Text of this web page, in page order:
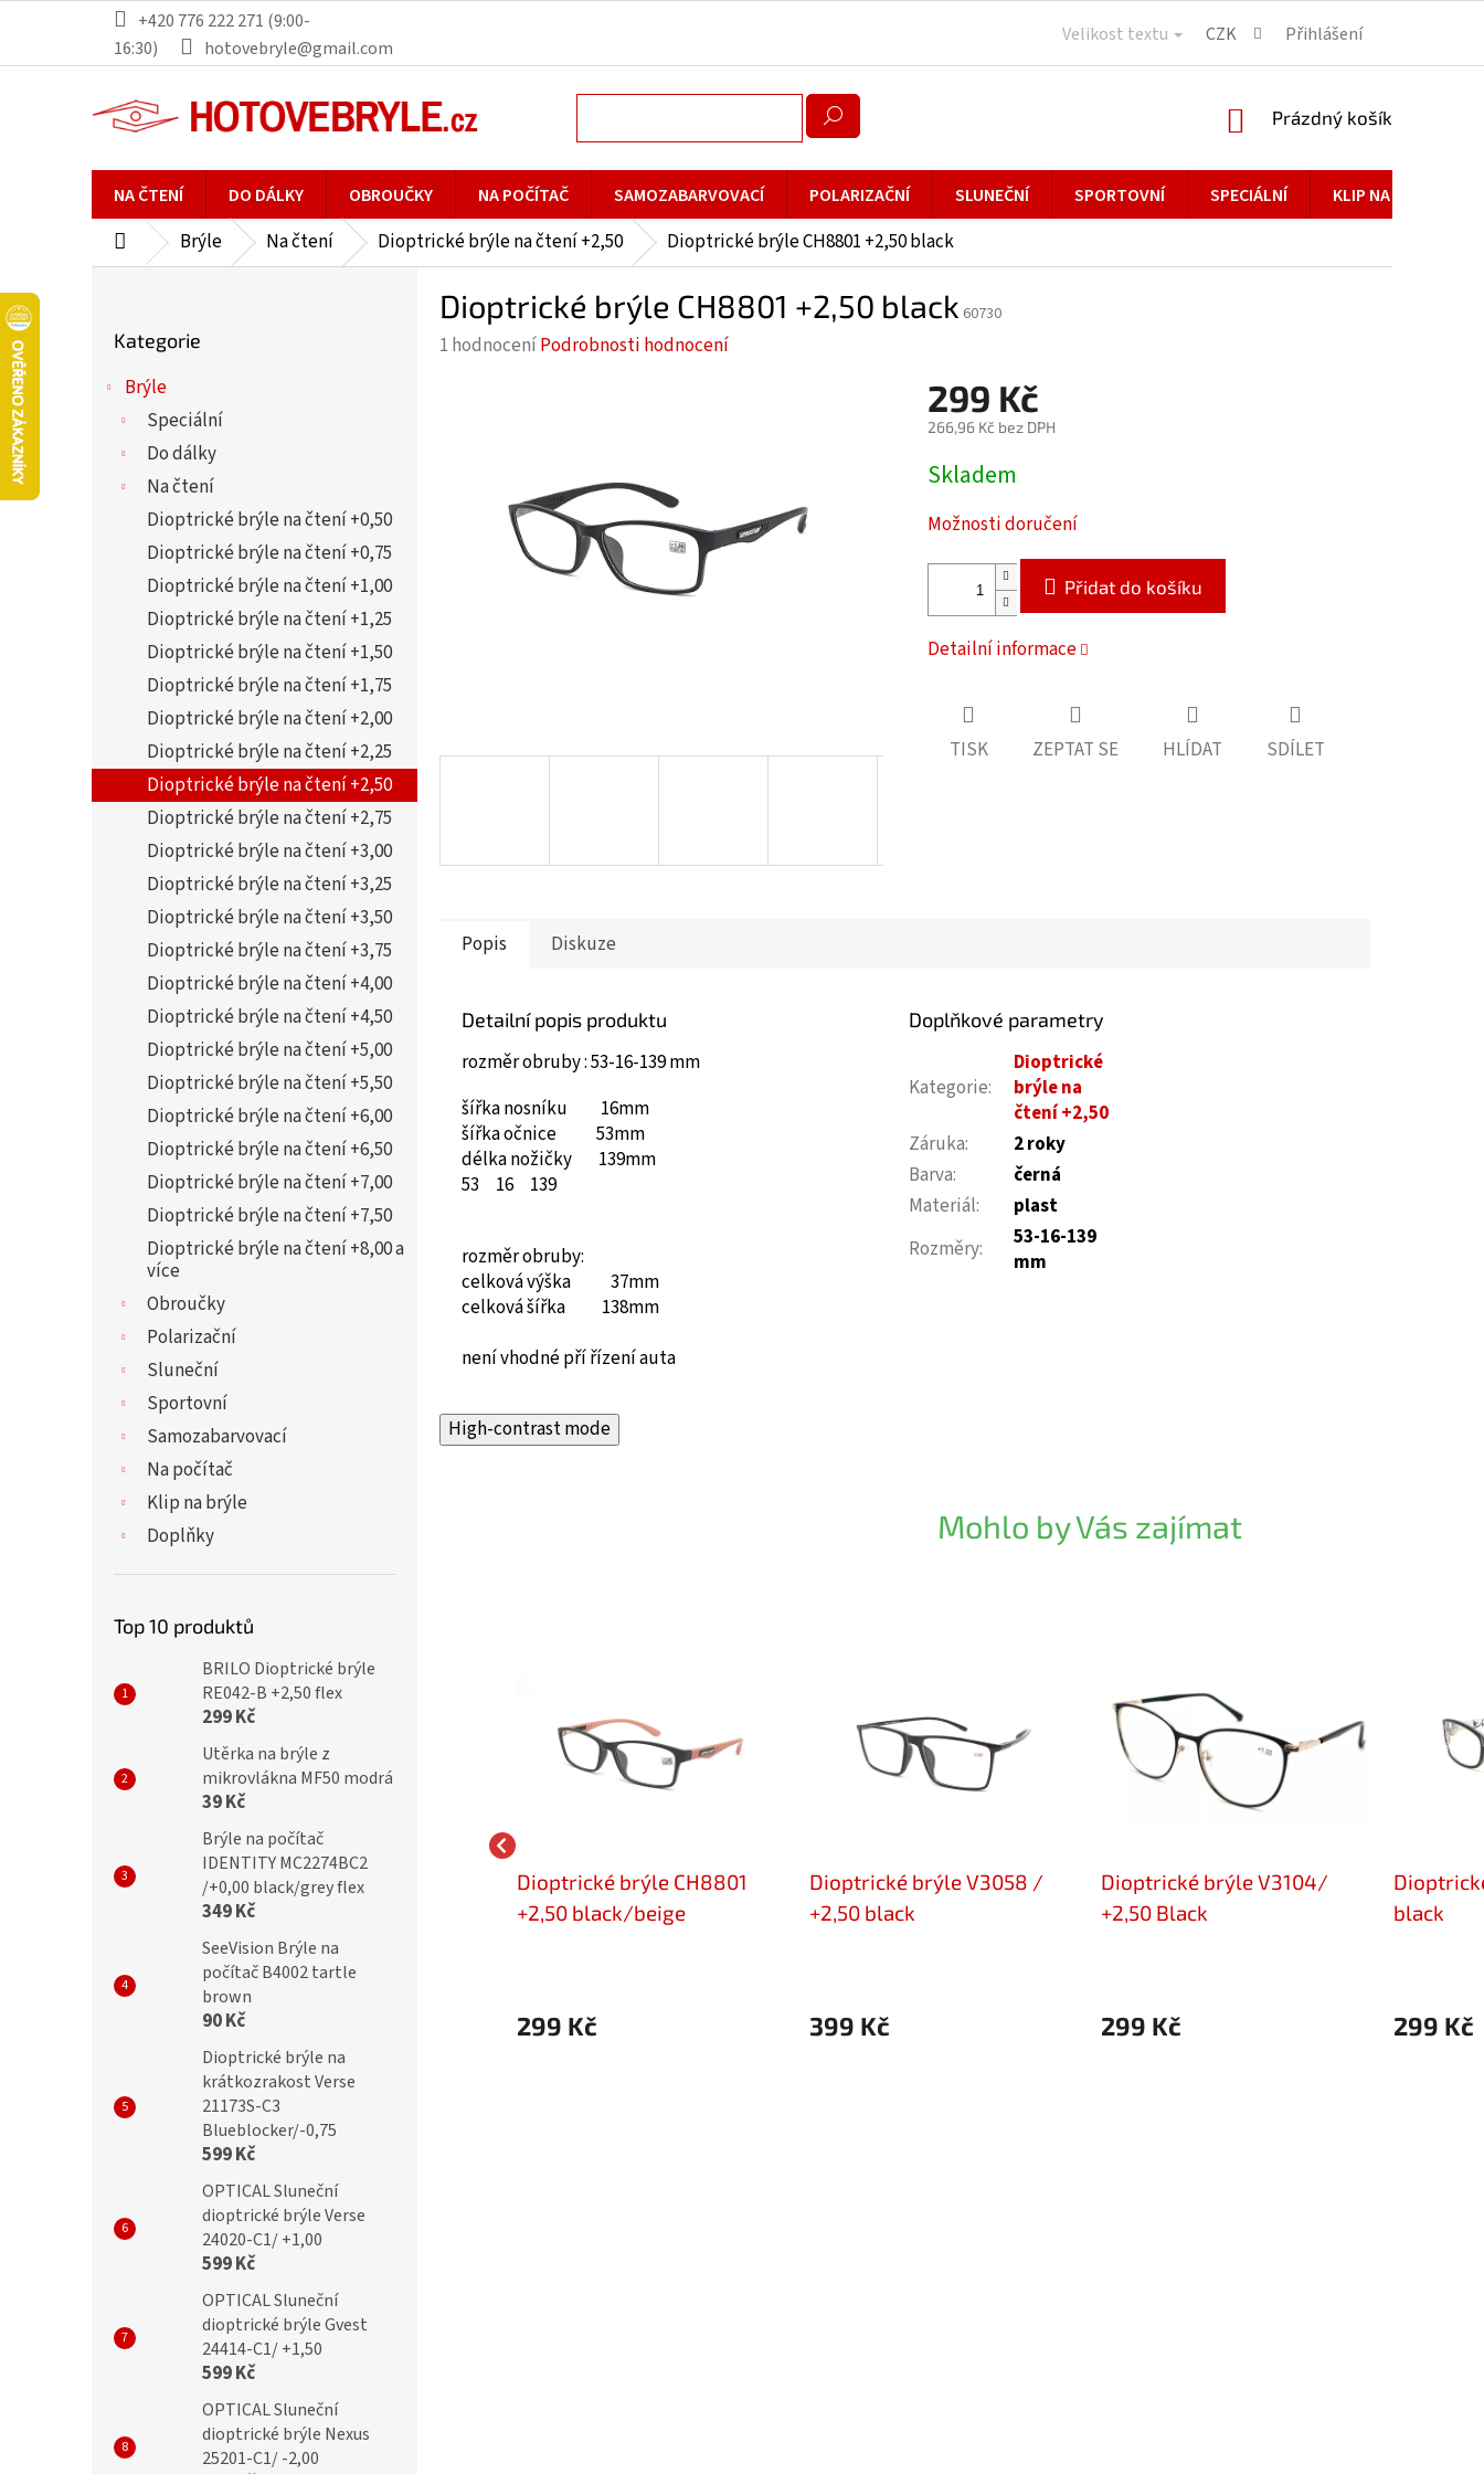
obsah
+420 776 222 271 (9:00-
16:30)
hotovebryle@gmail.com
Velikost textu CZK Přihlášení
NÁKUPNÍ
Prázdný košík
NA ČTENÍ DO DÁLKY OBROUČKY NA POČÍTAČ SAMOZABARVOVACÍ POLARIZAČNÍ SLUNEČNÍ SPORTOVNÍ SPECIÁLNÍ KLIP NA BRÝLE
DomůBrýle Na čtení Dioptrické brýle na čtení +2,50 Dioptrické brýle CH8801 +2,50 black
kategorie
Kategorie
Brýle
Speciální
Do dálky
Na čtení
Dioptrické brýle na čtení +0,50
Dioptrické brýle na čtení +0,75
Dioptrické brýle na čtení +1,00
Dioptrické brýle na čtení +1,25
Dioptrické brýle na čtení +1,50
Dioptrické brýle na čtení +1,75
Dioptrické brýle na čtení +2,00
Dioptrické brýle na čtení +2,25
Dioptrické brýle na čtení +2,50
Dioptrické brýle na čtení +2,75
Dioptrické brýle na čtení +3,00
Dioptrické brýle na čtení +3,25
Dioptrické brýle na čtení +3,50
Dioptrické brýle na čtení +3,75
Dioptrické brýle na čtení +4,00
Dioptrické brýle na čtení +4,50
Dioptrické brýle na čtení +5,00
Dioptrické brýle na čtení +5,50
Dioptrické brýle na čtení +6,00
Dioptrické brýle na čtení +6,50
Dioptrické brýle na čtení +7,00
Dioptrické brýle na čtení +7,50
Dioptrické brýle na čtení +8,00 a
více
Obroučky
Polarizační
Sluneční
Sportovní
Samozabarvovací
Na počítač
Klip na brýle
Doplňky
Top 10 produktů
BRILO Dioptrické brýle
RE042-B +2,50 flex
299 Kč
Utěrka na brýle z
mikrovlákna MF50 modrá
39 Kč
Brýle na počítač
IDENTITY MC2274BC2
/+0,00 black/grey flex
349 Kč
SeeVision Brýle na
počítač B4002 tartle
brown
90 Kč
Dioptrické brýle na
krátkozrakost Verse
21173S-C3
Blueblocker/-0,75
599 Kč
OPTICAL Sluneční
dioptrické brýle Verse
24020-C1/ +1,00
599 Kč
OPTICAL Sluneční
dioptrické brýle Gvest
24414-C1/ +1,50
599 Kč
OPTICAL Sluneční
dioptrické brýle Nexus
25201-C1/ -2,00
Dioptrické brýle CH8801 +2,50 black 60730
Průměrné
hvězdiček.
1 hodnoceníPodrobnosti hodnocení
299 Kč
266,96 Kč bez DPH
Měrná
cena:
Skladem
Možnosti doručení
Přidat do košíku
Detailní informace
TISK ZEPTAT SE HLÍDAT SDÍLET
Popis Diskuze
Detailní popis produktu
rozměr obruby : 53-16-139 mm
šířka nosníku 16mm
šířka očnice 53mm
délka nožičky 139mm
53
16139
rozměr obruby:
celková výška 37mm
celková šířka 138mm
není vhodné pří řízení auta
Doplňkové parametry
Kategorie:
Dioptrické
brýle na
čtení +2,50
Záruka:
2 roky
Barva:
černá
Materiál:
plast
Rozměry:
53-16-139
mm
High-contrast mode
Mohlo by Vás zajímat
brýle SV2010/
Dioptrické brýle OK215
/+2,50 black/white
299 Kč
Dioptrické brýle CH8801
+2,50 black/beige
299 Kč
Dioptrické brýle V3058 /
+2,50 black
399 Kč
Dioptrické brýle V3104/
+2,50 Black
299 Kč
black
299 Kč